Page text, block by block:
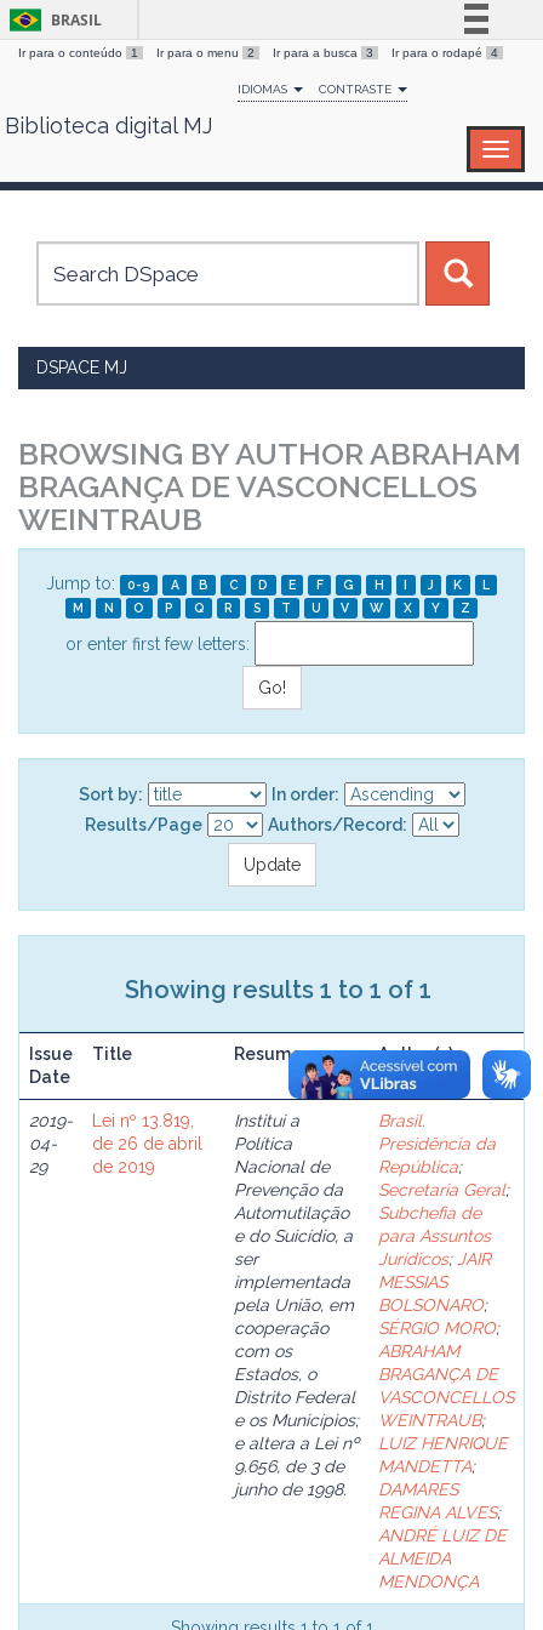
Skip
BRASIL
Simplifique!
Comunica BR
Canais
Ir para o conteúdo 1 Ir para o menu 2 Ir para a busca 3 Ir para o rodapé 4
IDIOMAS CONTRASTE
Biblioteca digital MJ
DSPACE MJ
BROWSING BY AUTHOR ABRAHAM
BRAGANÇA DE VASCONCELLOS
WEINTRAUB
Jump to: 0-9 A B C D E F G H I J K
L
M
N O P Q R S T U V W X Y Z
or enter first few letters:
Sort by:
In order:
Results/Page
Authors/Record:
Showing results 1 to 1 of 1
Issue
Date
Title Resume Author(s)
2019-
04-
29
Lei nº 13.819,
de 26 de abril
de 2019
Institui a
Política
Nacional de
Prevenção da
Automutilação
e do Suicídio, a
ser
implementada
pela União, em
cooperação
com os
Estados, o
Distrito Federal
e os Municípios;
e altera a Lei nº
9.656, de 3 de
junho de 1998.
Brasil.
Presidência da
República;
Secretaria Geral;
Subchefia de
para Assuntos
Jurídicos; JAIR
MESSIAS
BOLSONARO;
SÉRGIO MORO;
ABRAHAM
BRAGANÇA DE
VASCONCELLOS
WEINTRAUB;
LUIZ HENRIQUE
MANDETTA;
DAMARES
REGINA ALVES;
ANDRÉ LUIZ DE
ALMEIDA
MENDONÇA